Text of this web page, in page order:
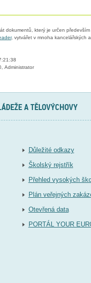
dokumentů, který je určen
, vytvářet v mnoha kancelářských
Administrator
A TĚLOVÝCHOVY
Důležité odkazy
Školský rejstřík
Přehled vysokých
Plán veřejných
Otevřená data
PORTÁL YOUR